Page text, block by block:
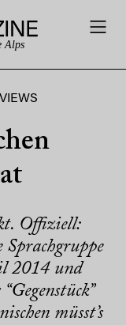
Alps
Offiziell:
2014 und
müsst’s